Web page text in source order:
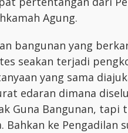
Agung.
bangunan yang
seakan terjadi
yang sama
edaran dimana
Guna Bangunan, tapi
ke Pengadilan